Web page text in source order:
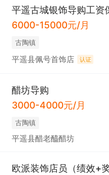
平遥古城银饰导购工
6000-15000元/月
古陶镇
平遥县佩号首饰店 认证
醋坊导购
3000-4000元/月
古陶镇
平遥县醋老醯醋坊
欧派装饰店员（绩效+